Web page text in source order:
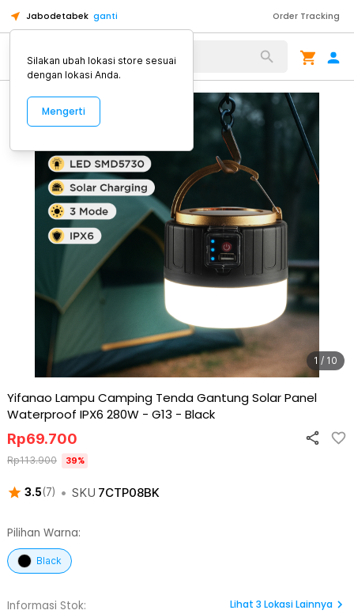
Jabodetabek ganti Order Tracking
Alat Kopi
1 / 10
Yifanao Lampu Camping Tenda Gantung Solar Panel
Waterproof IPX6 280W - G13 - Black
3.5(7) • SKU 7CTP08BK
Rp69.700
Rp113.900 39%
Pilihan Warna:
Black
Informasi Stok:
Lihat 3 Lokasi Lainnya
Silakan ubah lokasi store sesuai
dengan lokasi Anda.
Mengerti